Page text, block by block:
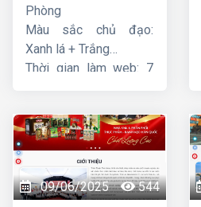
Phòng
Màu sắc chủ đạo:
Xanh lá + Trắng
Thời gian làm web: 7
09/06/2025 544